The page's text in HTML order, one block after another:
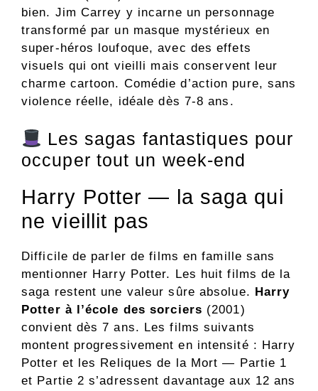
bien. Jim Carrey y incarne un personnage
transformé par un masque mystérieux en
super-héros loufoque, avec des effets
visuels qui ont vieilli mais conservent leur
charme cartoon. Comédie d’action pure, sans
violence réelle, idéale dès 7-8 ans.
Les sagas fantastiques pour
occuper tout un week-end
Harry Potter — la saga qui
ne vieillit pas
Difficile de parler de films en famille sans
mentionner Harry Potter. Les huit films de la
saga restent une valeur sûre absolue. Harry
Potter à l’école des sorciers (2001)
convient dès 7 ans. Les films suivants
montent progressivement en intensité : Harry
Potter et les Reliques de la Mort — Partie 1
et Partie 2 s’adressent davantage aux 12 ans